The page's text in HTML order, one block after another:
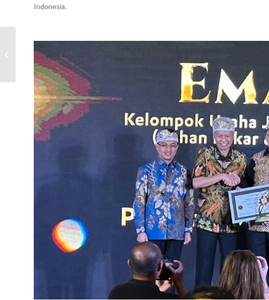
Indonesia.
Sertifikasi Standar
Internasional
Mendukung Kualitas
dan Pelayanan